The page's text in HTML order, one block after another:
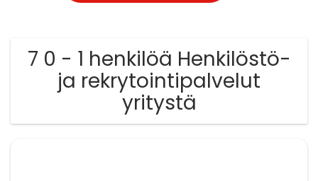
7 0 - 1 henkilöä Henkilöstö-
ja rekrytointipalvelut
yritystä